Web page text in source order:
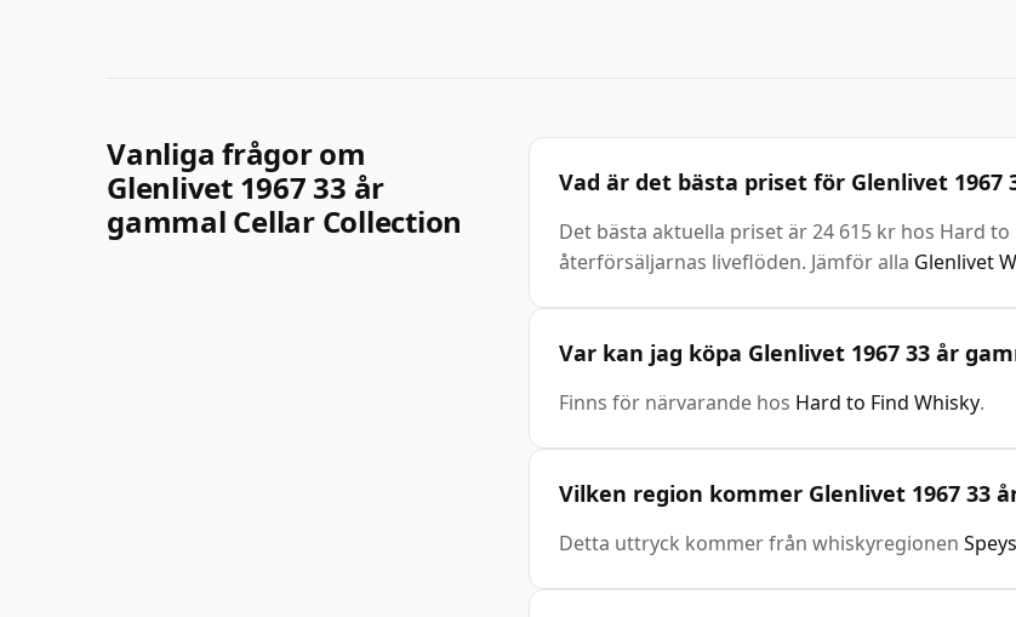
Vanliga frågor om
Glenlivet 1967 33 år
gammal Cellar Collection
Vad är det bästa priset för Glenlivet 1967
Det bästa aktuella priset är 24 615 kr hos Hard
återförsäljarnas liveflöden. Jämför alla Glenlivet
Var kan jag köpa Glenlivet 1967 33 år
Finns för närvarande hos Hard to Find Whisky.
Vilken region kommer Glenlivet 1967 33
Detta uttryck kommer från whiskyregionen